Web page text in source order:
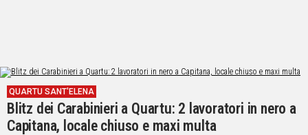
QUARTU SANT'ELENA
Blitz dei Carabinieri a Quartu: 2 lavoratori in nero a
Capitana, locale chiuso e maxi multa